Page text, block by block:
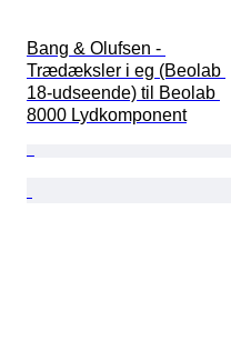
Bang & Olufsen -
Trædæksler i eg (Beolab
18-udseende) til Beolab
8000 Lydkomponent